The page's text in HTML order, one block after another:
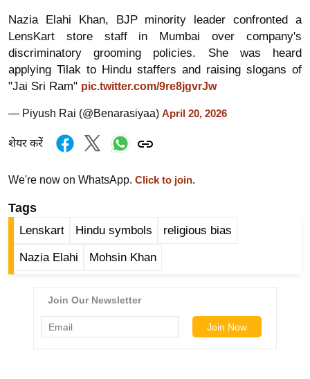
k
i
n
g
N
e
s
इ
फ
स्टा
ल
Nazia Elahi Khan, BJP minority leader confronted a
LensKart store staff in Mumbai over company's
discriminatory grooming policies. She was heard
applying Tilak to Hindu staffers and raising slogans of
"Jai Sri Ram" pic.twitter.com/9re8jgvrJw
— Piyush Rai (@Benarasiyaa) April 20, 2026
शेयर करें
We're now on WhatsApp. Click to join.
Tags
Lenskart Hindu symbols religious bias
Nazia Elahi Mohsin Khan